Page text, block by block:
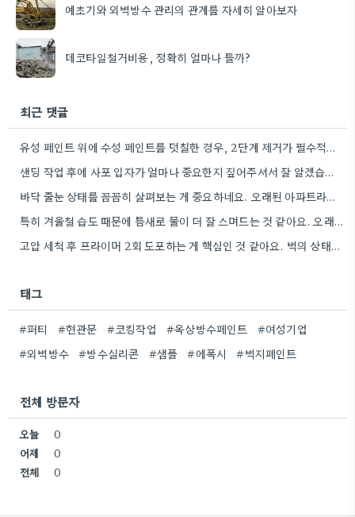
예초기와 외벽방수 관리의 관계를 자세히 알아보자
데코타일철거비용, 정확히 얼마나 들까?
최근 댓글
유성 페인트 위에 수성 페인트를 덧칠한 경우, 2단계 제거가 필수적이라는 점을 강조해야겠네요.
샌딩 작업 후에 사포 입자가 얼마나 중요한지 짚어주셔서 잘 알겠습니다. 특히 얇은 사포를 여러 번…
바닥 줄눈 상태를 꼼꼼히 살펴보는 게 중요하네요. 오래된 아파트라면 줄눈부터 망가지기 쉬울 것 같아요.
특히 겨울철 습도 때문에 틈새로 물이 더 잘 스며드는 것 같아요. 오래된 건물일수록 이런 부분에…
고압 세척 후 프라이머 2회 도포하는 게 핵심인 것 같아요. 벽의 상태에 따라 흡수율이 달라지니까,…
태그
#퍼티 #현관문 #코킹작업 #옥상방수페인트
#여성기업
#외벽방수
#방수실리콘 #샘플 #에폭시 #벽지페인트
전체 방문자
오늘
0
어제
0
전체
0